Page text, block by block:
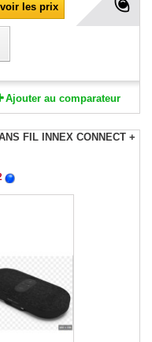
les prix
Ajouter au comparateur
FIL INNEX CONNECT +